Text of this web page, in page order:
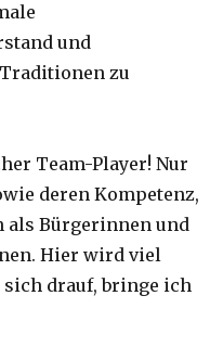
und
zu
Team-Player! Nur
deren Kompetenz,
als Bürgerinnen und
Hier wird viel
sich drauf, bringe ich